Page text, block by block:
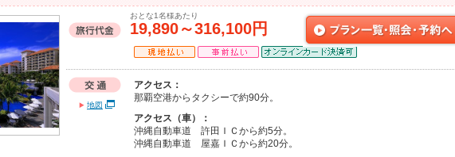
おとな1名様あたり
19,890～316,100円
地図
アクセス：
那覇空港からタクシーで約90分。
アクセス（車）：
沖縄自動車道 許田ＩＣから約5分。
沖縄自動車道 屋嘉ＩＣから約20分。